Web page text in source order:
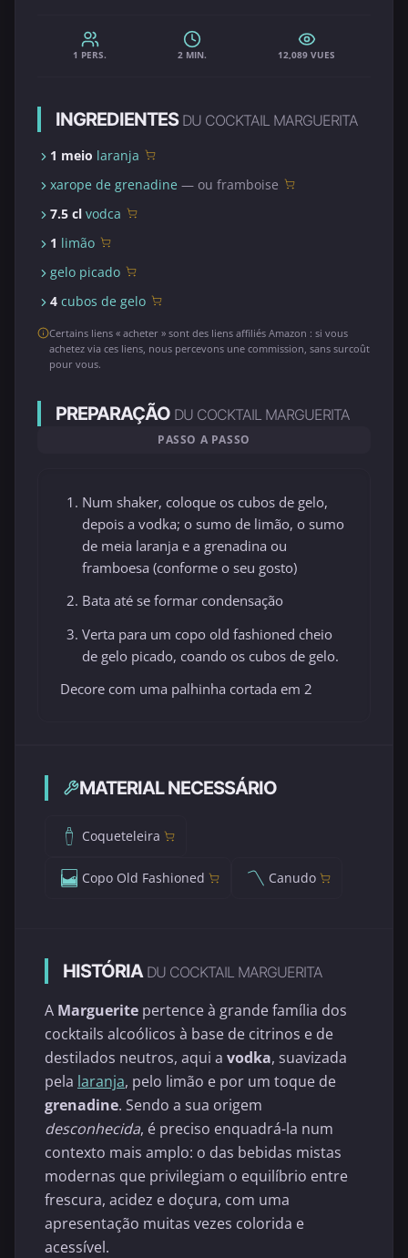
1 PERS. 2 MIN. 12,089 VUES
INGREDIENTES DU COCKTAIL MARGUERITA
1 meio laranja
xarope de grenadine — ou framboise
7.5 cl vodca
1 limão
gelo picado
4 cubos de gelo
Certains liens « acheter » sont des liens affiliés Amazon : si vous
achetez via ces liens, nous percevons une commission, sans surcoût
pour vous.
PREPARAÇÃO DU COCKTAIL MARGUERITA
PASSO A PASSO
Num shaker, coloque os cubos de gelo,
depois a vodka; o sumo de limão, o sumo
de meia laranja e a grenadina ou
framboesa (conforme o seu gosto)
Bata até se formar condensação
Verta para um copo old fashioned cheio
de gelo picado, coando os cubos de gelo.
Decore com uma palhinha cortada em 2
MATERIAL NECESSÁRIO
Coqueteleira
Copo Old Fashioned Canudo
HISTÓRIA DU COCKTAIL MARGUERITA
A Marguerite pertence à grande família dos
cocktails alcoólicos à base de citrinos e de
destilados neutros, aqui a vodka, suavizada
pela laranja, pelo limão e por um toque de
grenadine. Sendo a sua origem
desconhecida, é preciso enquadrá-la num
contexto mais amplo: o das bebidas mistas
modernas que privilegiam o equilíbrio entre
frescura, acidez e doçura, com uma
apresentação muitas vezes colorida e
acessível.